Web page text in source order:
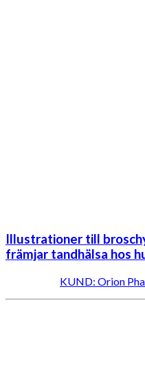
Illustrationer till
främjar tandhälsa hos
KUND: Orion